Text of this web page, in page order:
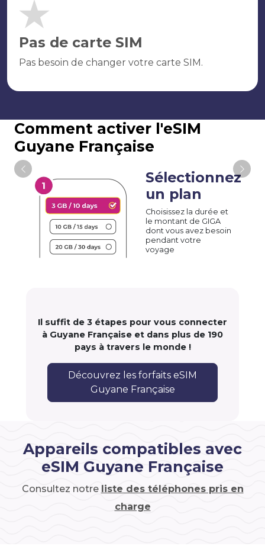
Pas de carte SIM
Pas besoin de changer votre carte SIM.
Comment activer l'eSIM
Guyane Française
Sélectionnez
un plan
Choisissez la durée et
le montant de GIGA
dont vous avez besoin
pendant votre
voyage
Il suffit de 3 étapes pour vous connecter
à Guyane Française et dans plus de 190
pays à travers le monde !
Découvrez les forfaits eSIM
Guyane Française
Appareils compatibles avec
eSIM Guyane Française
Consultez notre liste des téléphones pris en
charge